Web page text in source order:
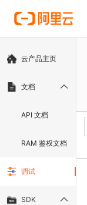
云产品主页
文档
API 文档
RAM 鉴权文档
调试
SDK